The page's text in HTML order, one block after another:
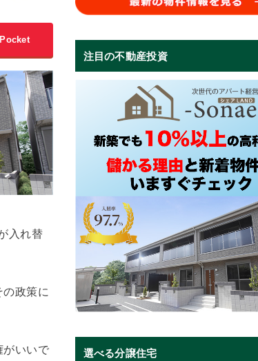
Pocket
入れ替
政策に
がいいで
注目の不動産投資
選べる分譲住宅